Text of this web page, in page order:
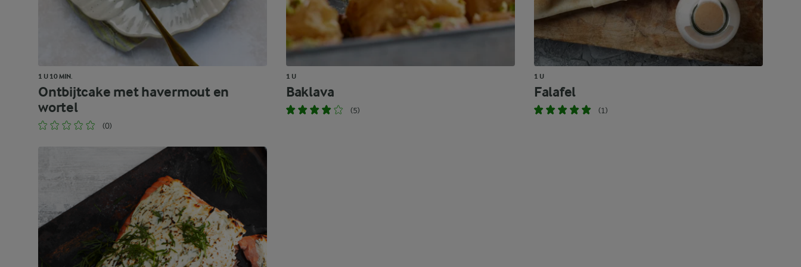
1 U 10 MIN.
Ontbijtcake met havermout en
wortel
(0)
1 U
Baklava
(5)
1 U
Falafel
(1)